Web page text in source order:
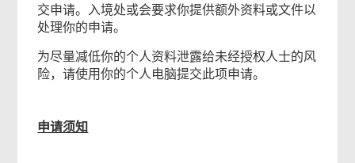
交申请。入境处或会要求你提供额外资料或文件以
处理你的申请。
为尽量减低你的个人资料泄露给未经授权人士的风
险，请使用你的个人电脑提交此项申请。
申请须知